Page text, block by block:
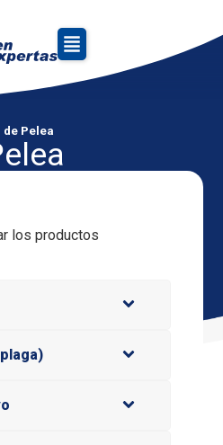
de Pelea
los productos